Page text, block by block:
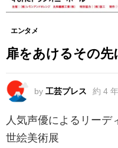
エンタメ
扉をあけるその先
by 工芸プレス 約 4
人気声優によるリーデ
世絵美術展